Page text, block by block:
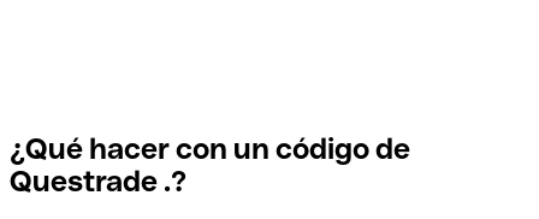
¿Qué hacer con un código de
Questrade .?